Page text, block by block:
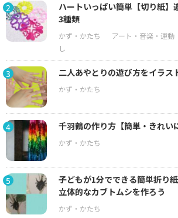
2
ハートいっぱい簡単【切り紙
3種類
3 二人あやとりの遊び方をイラス
4 千羽鶴の作り方【簡単・きれい
5
子どもが1分でできる簡単折り
立体的なカブトムシを作ろう